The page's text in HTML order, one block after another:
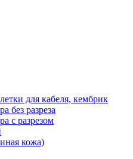
для кабеля, кембрик
без разреза
с разрезом
кожа)